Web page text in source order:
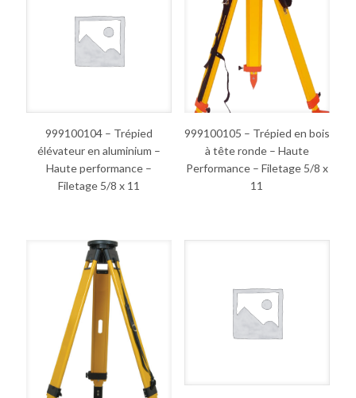
999100104 – Trépied
élévateur en aluminium –
Haute performance –
Filetage 5/8 x 11
999100105 – Trépied en bois
à tête ronde – Haute
Performance – Filetage 5/8 x
11